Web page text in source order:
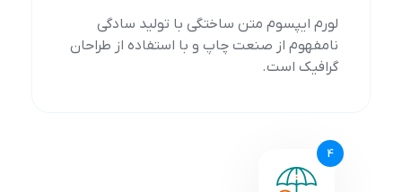
لورم ایپسوم متن ساختگی با تولید سادگی
نامفهوم از صنعت چاپ و با استفاده از طراحان
گرافیک است.
4